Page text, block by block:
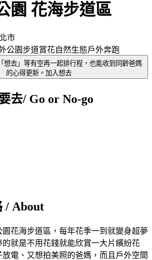
園 花海步道區
市
公園 步道賞花自然生態戶外奔跑
去」 等有空再一起排行程，也能收到同齡爸媽
的心得更新。 加入想去
去/ Go or No-go
/ About
花海步道區，每年花季一到就變身超夢
就是不用花錢就能欣賞一大片繽紛花
電、又想拍美照的爸媽，而且戶外空間